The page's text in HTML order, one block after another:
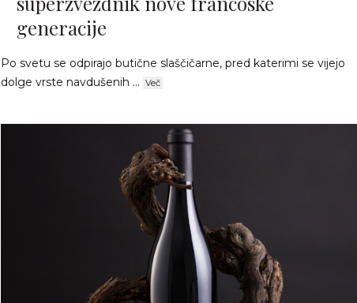
generacije
Po svetu se odpirajo butične slaščičarne, pred katerimi se vijejo
dolge vrste navdušenih ... Več